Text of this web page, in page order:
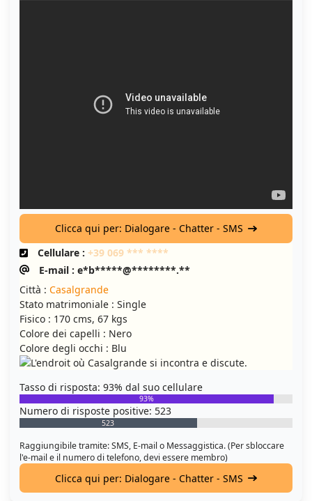
Clicca qui per: Dialogare - Chatter - SMS
Cellulare : +39 069 *** ****
E-mail : e*b*****@********.**
Città : Casalgrande
Stato matrimoniale : Single
Fisico : 170 cms, 67 kgs
Colore dei capelli : Nero
Colore degli occhi : Blu
Tasso di risposta: 93% dal suo cellulare
93%
Numero di risposte positive: 523
523
Raggiungibile tramite: SMS, E-mail o Messaggistica. (Per sbloccare
l'e-mail e il numero di telefono, devi essere membro)
Clicca qui per: Dialogare - Chatter - SMS